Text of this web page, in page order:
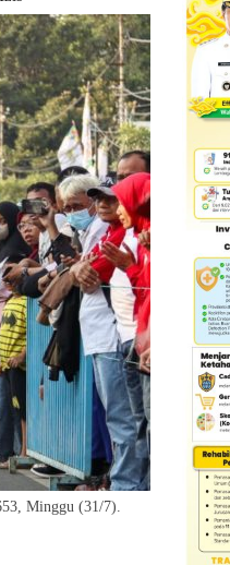
Minggu (31/7).